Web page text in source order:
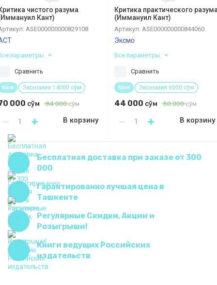
чистого разума
Кант)
ASE000000000829108
параметры
Сравнить
New Экономия 14000 сўм
000 сўм 84 000сўм
В корзину
Критика практического
(Иммануил Кант)
Артикул: ASE000000000844060
Эксмо
Все параметры
Сравнить
New Экономия 6000 сўм
44 000 сўм 50 000сўм
В корзину
Бесплатная доставка при заказе от 300
000
Гарантированно лучшая цена в
Ташкенте
Регулярные Скидки, Акции и
Розыгрыши!
Книги ведущих Российских
издательств